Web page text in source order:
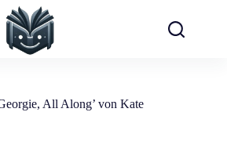
All Along’ von Kate